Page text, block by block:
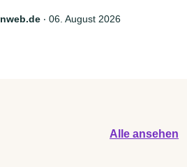
‧ 06. August 2026
Alle ansehen